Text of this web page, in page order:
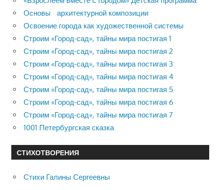
Основы архитектурной композиции
Освоение города как художественной системы
Строим «Город-сад», тайны мира постигая 1
Строим «Город-сад», тайны мира постигая 2
Строим «Город-сад», тайны мира постигая 3
Строим «Город-сад», тайны мира постигая 4
Строим «Город-сад», тайны мира постигая 5
Строим «Город-сад», тайны мира постигая 6
Строим «Город-сад», тайны мира постигая 7
1001 Петербургская сказка
СТИХОТВОРЕНИЯ
Стихи Галины Сергеевны